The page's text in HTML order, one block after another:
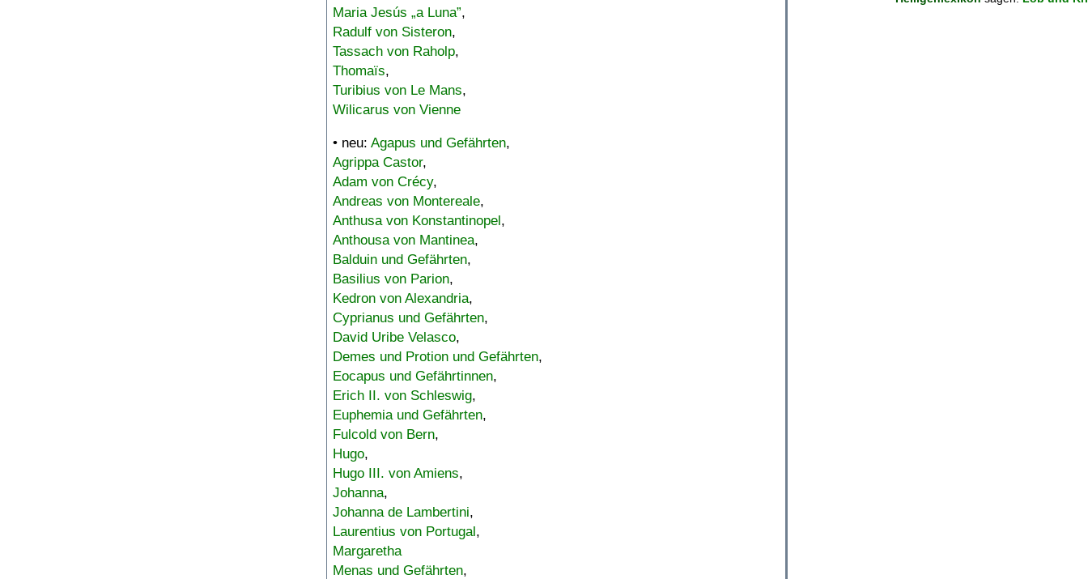
Maria Jesús „a Luna”,
Radulf von Sisteron,
Tassach von Raholp,
Thomaïs,
Turibius von Le Mans,
Wilicarus von Vienne
• neu: Agapus und Gefährten,
Agrippa Castor,
Adam von Crécy,
Andreas von Montereale,
Anthusa von Konstantinopel,
Anthousa von Mantinea,
Balduin und Gefährten,
Basilius von Parion,
Kedron von Alexandria,
Cyprianus und Gefährten,
David Uribe Velasco,
Demes und Protion und Gefährten,
Eocapus und Gefährtinnen,
Erich II. von Schleswig,
Euphemia und Gefährten,
Fulcold von Bern,
Hugo,
Hugo III. von Amiens,
Johanna,
Johanna de Lambertini,
Laurentius von Portugal,
Margaretha
Menas und Gefährten,